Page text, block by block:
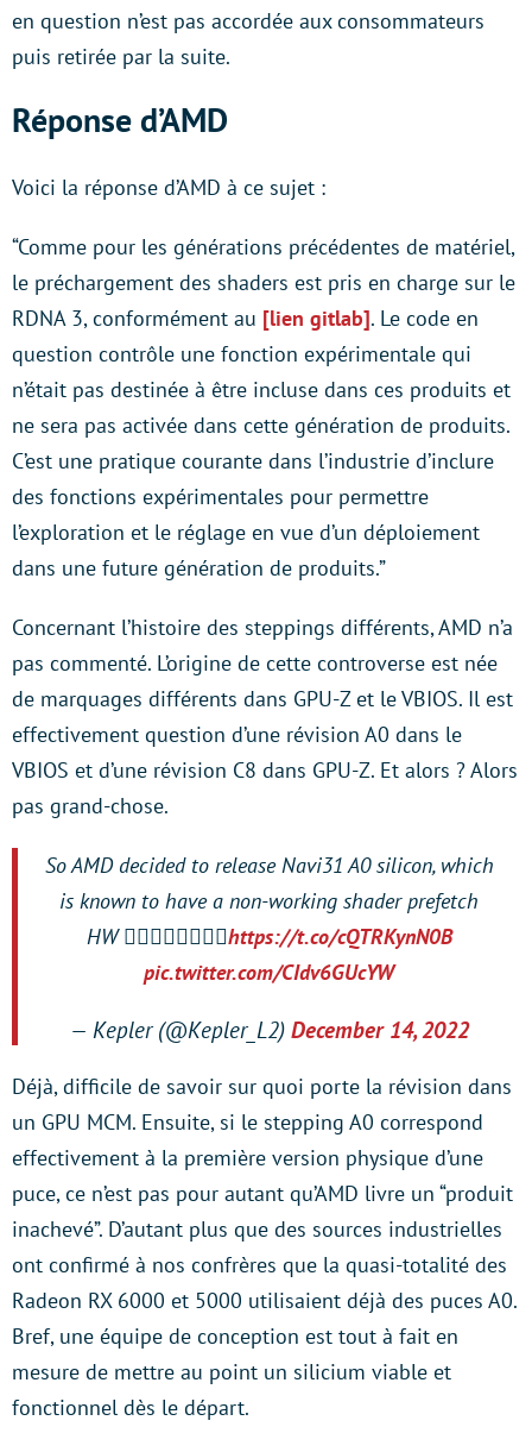
en question n’est pas accordée aux consommateurs
puis retirée par la suite.
Réponse d’AMD
Voici la réponse d’AMD à ce sujet :
“Comme pour les générations précédentes de matériel,
le préchargement des shaders est pris en charge sur le
RDNA 3, conformément au [lien gitlab]. Le code en
question contrôle une fonction expérimentale qui
n’était pas destinée à être incluse dans ces produits et
ne sera pas activée dans cette génération de produits.
C’est une pratique courante dans l’industrie d’inclure
des fonctions expérimentales pour permettre
l’exploration et le réglage en vue d’un déploiement
dans une future génération de produits.”
Concernant l’histoire des steppings différents, AMD n’a
pas commenté. L’origine de cette controverse est née
de marquages différents dans GPU-Z et le VBIOS. Il est
effectivement question d’une révision A0 dans le
VBIOS et d’une révision C8 dans GPU-Z. Et alors ? Alors
pas grand-chose.
So AMD decided to release Navi31 A0 silicon, which
is known to have a non-working shader prefetch
HW 🤦‍♂️🤦‍♂️🤦‍♂️🤦‍♂️https://t.co/cQTRKynN0B
pic.twitter.com/CIdv6GUcYW
— Kepler (@Kepler_L2) December 14, 2022
Déjà, difficile de savoir sur quoi porte la révision dans
un GPU MCM. Ensuite, si le stepping A0 correspond
effectivement à la première version physique d’une
puce, ce n’est pas pour autant qu’AMD livre un “produit
inachevé”. D’autant plus que des sources industrielles
ont confirmé à nos confrères que la quasi-totalité des
Radeon RX 6000 et 5000 utilisaient déjà des puces A0.
Bref, une équipe de conception est tout à fait en
mesure de mettre au point un silicium viable et
fonctionnel dès le départ.